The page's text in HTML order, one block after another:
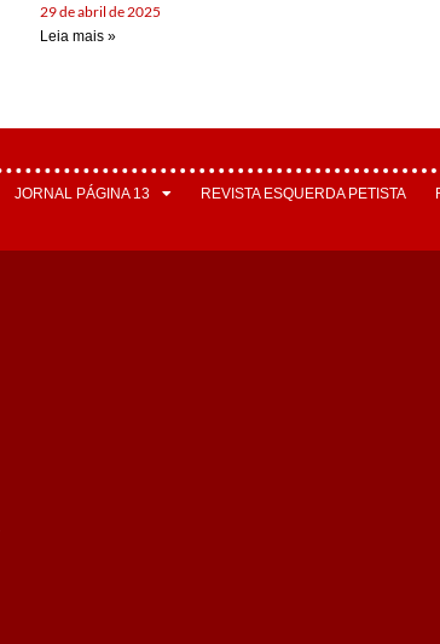
29 de abril de 2025
Leia mais »
JORNAL PÁGINA 13 REVISTA ESQUERDA PETISTA